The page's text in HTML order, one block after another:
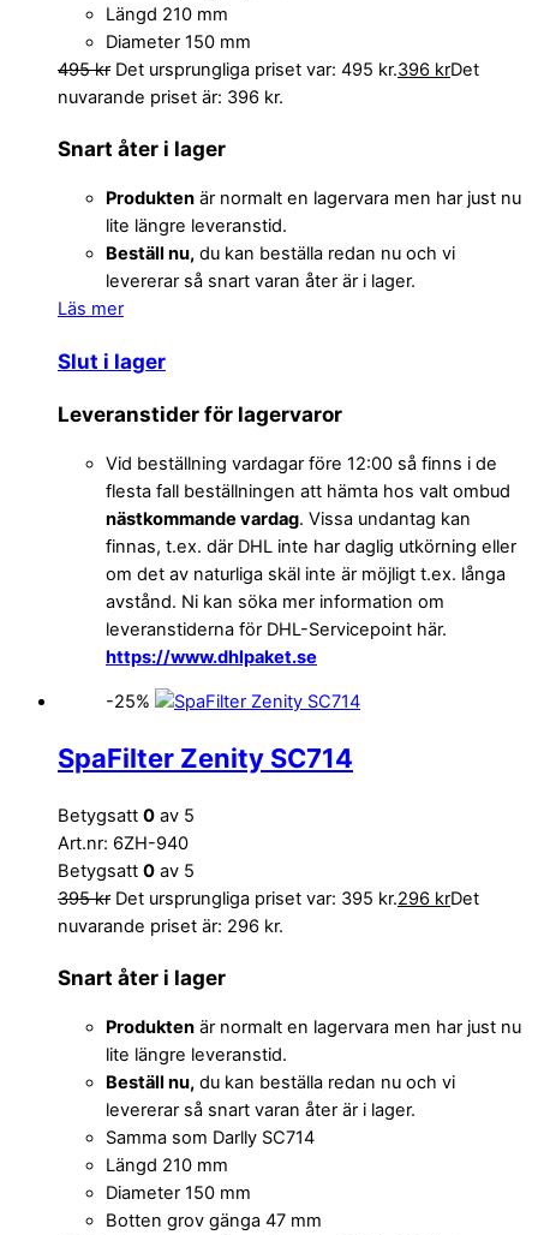
Längd 210 mm
Diameter 150 mm
495kr Det ursprungliga priset var: 495 kr.396 krDet
nuvarande priset är: 396 kr.
Snart åter i lager
Produkten är normalt en lagervara men har just nu
lite längre leveranstid.
Beställ nu, du kan beställa redan nu och vi
levererar så snart varan åter är i lager.
Läs mer
Slut i lager
Leveranstider för lagervaror
Vid beställning vardagar före 12:00 så finns i de
flesta fall beställningen att hämta hos valt ombud
nästkommande vardag. Vissa undantag kan
finnas, t.ex. där DHL inte har daglig utkörning eller
om det av naturliga skäl inte är möjligt t.ex. långa
avstånd. Ni kan söka mer information om
leveranstiderna för DHL-Servicepoint här.
https://www.dhlpaket.se
-25%
SpaFilter Zenity SC714
Betygsatt 0 av 5
Art.nr: 6ZH-940
Betygsatt 0 av 5
395kr Det ursprungliga priset var: 395 kr.296 krDet
nuvarande priset är: 296 kr.
Snart åter i lager
Produkten är normalt en lagervara men har just nu
lite längre leveranstid.
Beställ nu, du kan beställa redan nu och vi
levererar så snart varan åter är i lager.
Samma som Darlly SC714
Längd 210 mm
Diameter 150 mm
Botten grov gänga 47 mm